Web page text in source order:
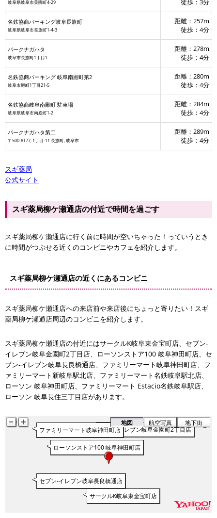
岐阜県岐阜市美園町4-29 徒歩：3分
名鉄協商パーキング岐阜長旗町
岐阜県岐阜市長旗町1-4-3
距離：257m
徒歩：4分
パークナガハタ
岐阜市長旗町1丁目1
距離：278m
徒歩：4分
名鉄協商パーキング 岐阜南殿町第2
岐阜市殿町1丁目21-5
距離：280m
徒歩：4分
名鉄協商岐阜南殿町 駐車場
岐阜県岐阜市南殿町1-2
距離：284m
徒歩：4分
パークナガハタ第二
〒500-8177, 1丁目-11 長旗町, 岐阜市
距離：289m
徒歩：4分
スギ薬局
公式サイト
スギ薬局柳ケ瀬通店の付近で時間を過ごす
スギ薬局柳ケ瀬通店に行く前に時間が空いちゃった！っていうとき
に時間がつぶせる近くのコンビニやカフェを紹介します。
スギ薬局柳ケ瀬通店の近くにあるコンビニ
スギ薬局柳ケ瀬通店への来店前や来店後にちょっと寄りたい！スギ
薬局柳ケ瀬通店周辺のコンビニを紹介します。
スギ薬局柳ケ瀬通店の付近にはサークルK岐阜東金宝町店、セブン-
イレブン岐阜金園町2丁目店、ローソンストア100 岐阜神田町店、セ
ブン-イレブン岐阜長良橋通店、ファミリーマート岐阜神田町店、フ
ァミリーマート新岐阜駅北店、ファミリーマート名鉄岐阜駅北店、
ローソン 岐阜神田町店、ファミリーマート Estacio名鉄岐阜駅店、
ローソン 岐阜長住三丁目店があります。
サークルK岐阜東金宝町店
セブン-イレブン岐阜金園町2丁目店
ローソンストア100 岐阜神田町店
セブン-イレブン岐阜長良橋通店
ファミリーマート岐阜神田町店
ローソン 岐阜神田町店
地図 航空写真 地下街